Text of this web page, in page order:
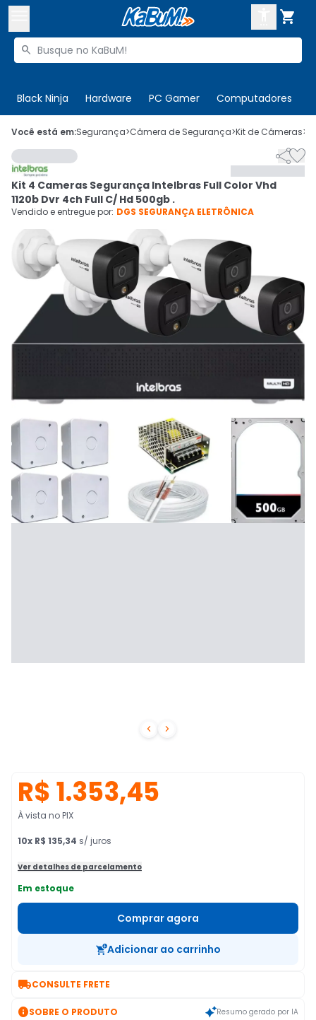

Buscar produtos

Black Ninja Hardware PC Gamer Computadores
 Olá. Acesse sua conta
 Departamentos
Cupons
Ativar tradutor em libras
CADASTRE-SE
Você está em:Segurança>Câmera de Segurança>Kit de Câmeras>
 

Kit 4 Cameras Segurança Intelbras Full Color Vhd
1120b Dvr 4ch Full C/ Hd 500gb .
Vendido e entregue por: DGS SEGURANÇA ELETRÔNICA
R$ 1.353,45
À vista no PIX
10x R$ 135,34 s/ juros
Ver detalhes de parcelamento
Em estoque
Comprar agora
Adicionar ao carrinho
CONSULTE FRETE
SOBRE O PRODUTO Resumo gerado por IA